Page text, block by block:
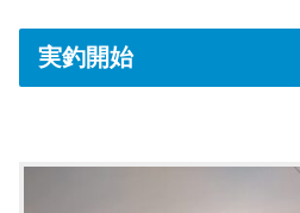
実釣開始